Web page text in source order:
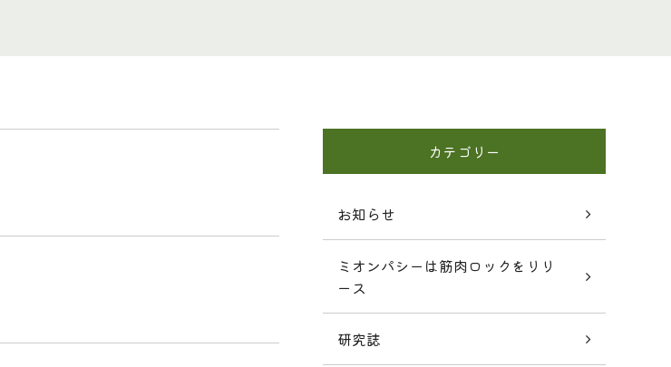
カテゴリー
お知らせ
ミオンパシーは筋肉ロックをリリ
ース
研究誌